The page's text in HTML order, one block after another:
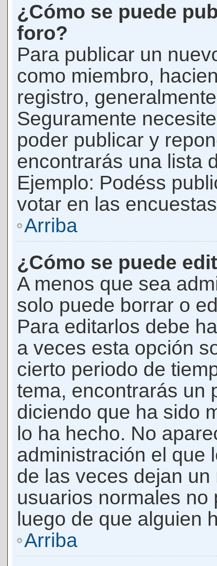
¿Cómo se puede
foro?
Para publicar un
como miembro,
registro,
Seguramente
poder publicar y
encontrarás una lista
Ejemplo: Podéss
votar en las
Arriba
¿Cómo se puede
A menos que sea
solo puede borrar o
Para editarlos debe
a veces esta opción
cierto periodo de
tema, encontrarás un
diciendo que ha sido
lo ha hecho. No
administración el que
de las veces dejan
usuarios normales
luego de que alguien
Arriba